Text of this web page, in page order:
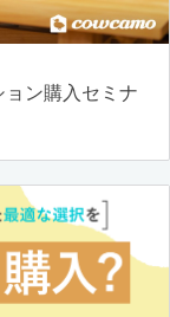
ン購入セミナ